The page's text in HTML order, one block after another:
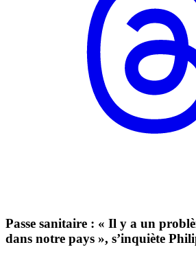
Passe sanitaire : « Il y a un
dans notre pays », s’inquiète